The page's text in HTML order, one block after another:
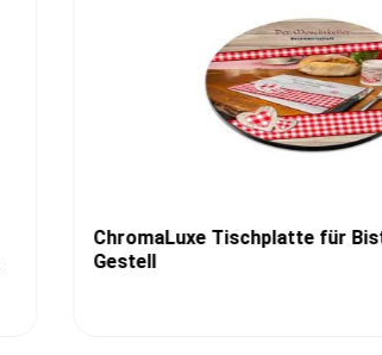
ChromaLuxe Tischplatte für
Gestell